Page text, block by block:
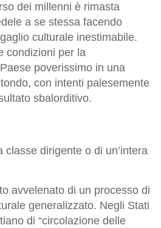
dei millenni è rimasta
a se stessa facendo
culturale inestimabile.
condizioni per la
poverissimo in una
con intenti palesemente
sbalorditivo.
classe dirigente o di un’intera
avvelenato di un processo di
generalizzato. Negli Stati
di “circolazione delle